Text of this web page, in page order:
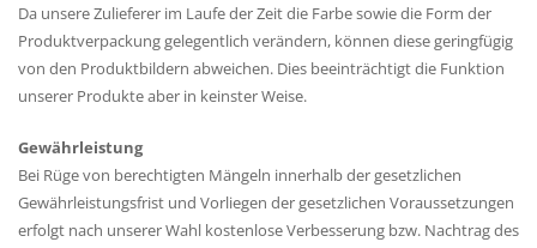
Da unsere Zulieferer im Laufe der Zeit die Farbe sowie die Form der
Produktverpackung gelegentlich verändern, können diese geringfügig
von den Produktbildern abweichen. Dies beeinträchtigt die Funktion
unserer Produkte aber in keinster Weise.
Gewährleistung
Bei Rüge von berechtigten Mängeln innerhalb der gesetzlichen
Gewährleistungsfrist und Vorliegen der gesetzlichen Voraussetzungen
erfolgt nach unserer Wahl kostenlose Verbesserung bzw. Nachtrag des